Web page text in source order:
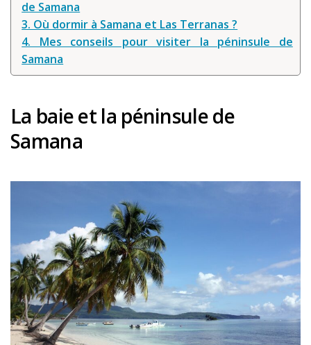
Louer une voiture !
Mes guides voyage
L’auteur
de Samana
3. Où dormir à Samana et Las Terranas ?
4. Mes conseils pour visiter la péninsule de
Samana
La baie et la péninsule de
Samana